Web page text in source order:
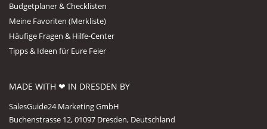
Budgetplaner & Checklisten
Meine Favoriten (Merkliste)
Häufige Fragen & Hilfe-Center
Tipps & Ideen für Eure Feier
MADE WITH ❤ IN DRESDEN BY
SalesGuide24 Marketing GmbH
Buchenstrasse 12, 01097 Dresden, Deutschland